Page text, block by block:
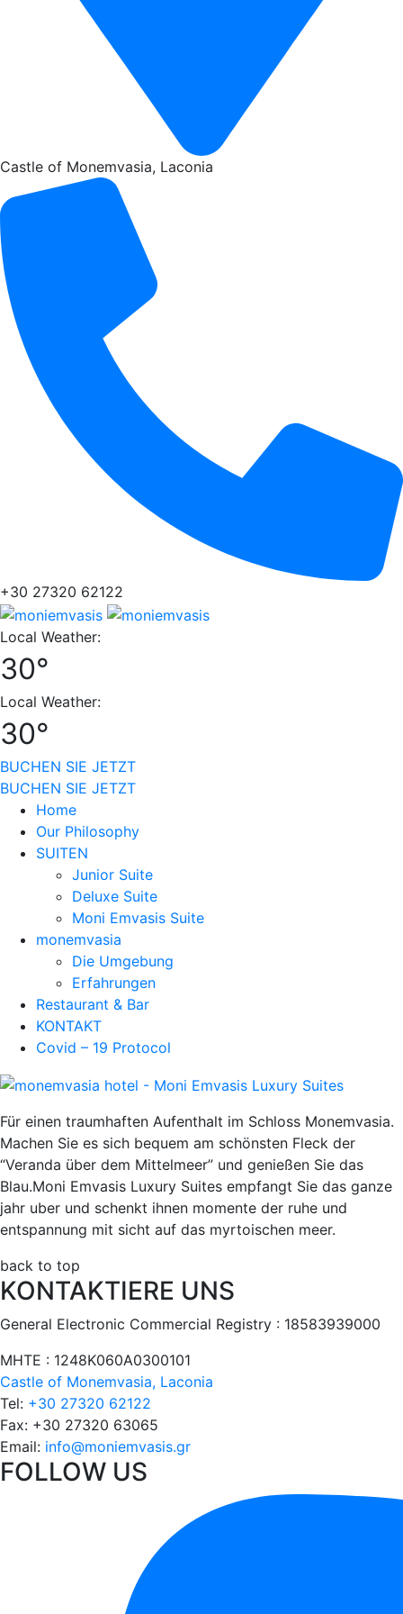
Castle of Monemvasia, Laconia
+30 27320 62122
Local Weather:
30°
Local Weather:
30°
BUCHEN SIE JETZT
BUCHEN SIE JETZT
Home
Our Philosophy
SUITEN
Junior Suite
Deluxe Suite
Moni Emvasis Suite
monemvasia
Die Umgebung
Erfahrungen
Restaurant & Bar
KONTAKT
Covid – 19 Protocol
Für einen traumhaften Aufenthalt im Schloss Monemvasia.
Machen Sie es sich bequem am schönsten Fleck der
“Veranda über dem Mittelmeer” und genießen Sie das
Blau.Moni Emvasis Luxury Suites empfangt Sie das ganze
jahr uber und schenkt ihnen momente der ruhe und
entspannung mit sicht auf das myrtoischen meer.
back to top
KONTAKTIERE UNS
General Electronic Commercial Registry : 18583939000
ΜΗΤΕ : 1248Κ060Α0300101
Castle of Monemvasia, Laconia
Tel: +30 27320 62122
Fax: +30 27320 63065
Email: info@moniemvasis.gr
FOLLOW US